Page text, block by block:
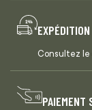
Consultez le
PAIEMENT